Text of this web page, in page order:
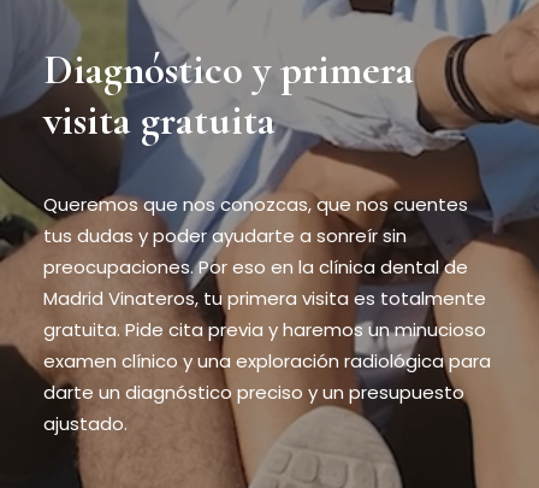
Diagnóstico y primera
visita gratuita
Queremos que nos conozcas, que nos cuentes
tus dudas y poder ayudarte a sonreír sin
preocupaciones. Por eso en la clínica dental de
Madrid Vinateros, tu primera visita es totalmente
gratuita. Pide cita previa y haremos un minucioso
examen clínico y una exploración radiológica para
darte un diagnóstico preciso y un presupuesto
ajustado.